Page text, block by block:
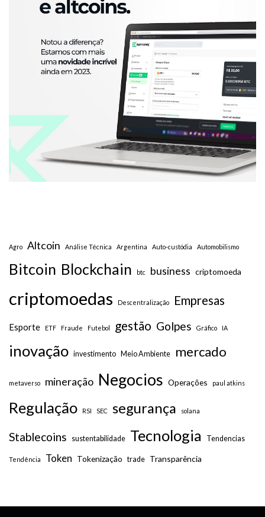
Agro Altcoin Análise Técnica Argentina Auto-custódia Automobilismo
Bitcoin Blockchain btc business criptomoeda
criptomoedas Descentralização Empresas
Esporte ETF Fraude Futebol gestão Golpes Gráfico IA
inovação investimento Meio Ambiente mercado
metaverso mineração Negocios Operações paul atkins
Regulação RSI SEC segurança solana
Stablecoins sustentabilidade Tecnologia Tendencias
Tendência Token Tokenização trade Transparência